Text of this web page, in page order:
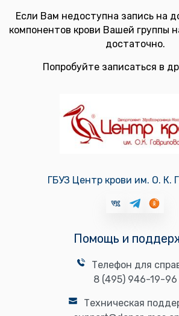
Если Вам недоступна запись на
компонентов крови Вашей группы
достаточно.
Попробуйте записаться в
ГБУЗ Центр крови им. О. К.
Помощь и
Телефон для
8 (495) 946-19-96
Техническая